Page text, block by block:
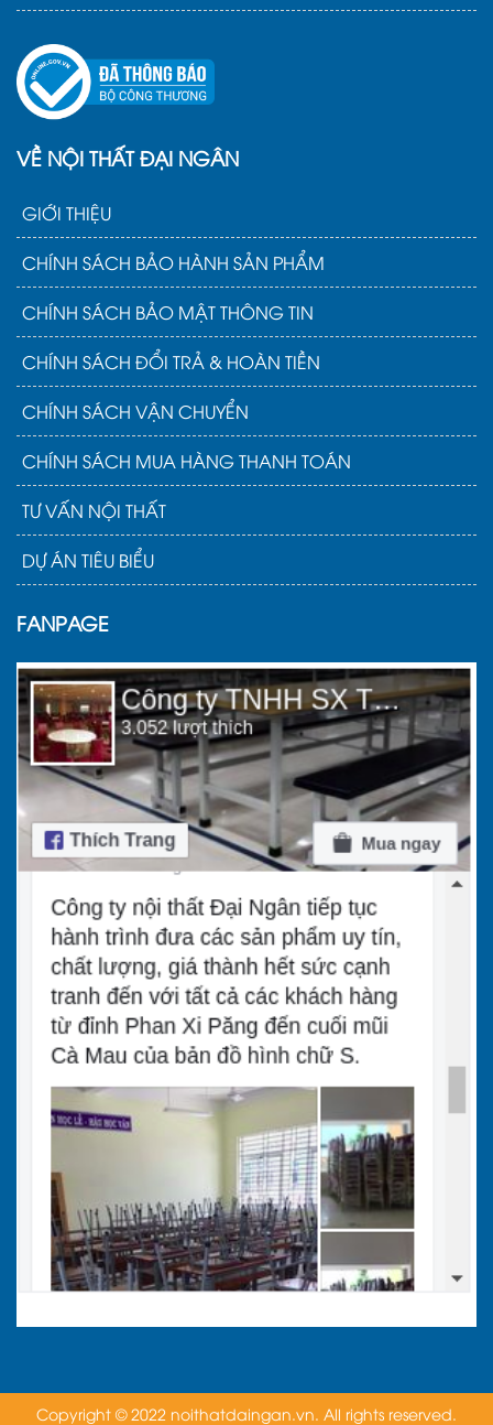
VỀ NỘI THẤT ĐẠI NGÂN
GIỚI THIỆU
CHÍNH SÁCH BẢO HÀNH SẢN PHẨM
CHÍNH SÁCH BẢO MẬT THÔNG TIN
CHÍNH SÁCH ĐỔI TRẢ & HOÀN TIỀN
CHÍNH SÁCH VẬN CHUYỂN
CHÍNH SÁCH MUA HÀNG THANH TOÁN
TƯ VẤN NỘI THẤT
DỰ ÁN TIÊU BIỂU
FANPAGE
Copyright © 2022 noithatdaingan.vn. All rights reserved.